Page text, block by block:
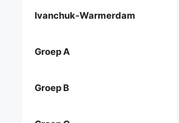
Ivanchuk-Warmerdam
Groep A
Groep B